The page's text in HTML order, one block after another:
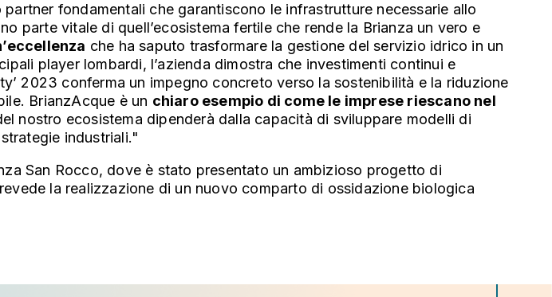
fondamentali che garantiscono le infrastrutture necessarie allo
parte vitale di quell’ecosistema fertile che rende la Brianza un vero e
che ha saputo trasformare la gestione del servizio idrico in un
player lombardi, l’azienda dimostra che investimenti continui e
2023 conferma un impegno concreto verso la sostenibilità e la riduzione
BrianzAcque è un chiaro esempio di come le imprese riescano nel
nostro ecosistema dipenderà dalla capacità di sviluppare modelli di
industriali."
San Rocco, dove è stato presentato un ambizioso progetto di
la realizzazione di un nuovo comparto di ossidazione biologica